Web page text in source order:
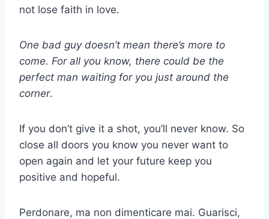
not lose faith in love.
One bad guy doesn’t mean there’s more to
come. For all you know, there could be the
perfect man waiting for you just around the
corner.
If you don’t give it a shot, you’ll never know. So
close all doors you know you never want to
open again and let your future keep you
positive and hopeful.
Perdonare, ma non dimenticare mai. Guarisci,